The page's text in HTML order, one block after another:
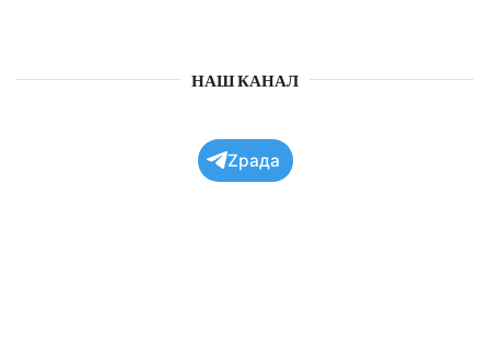
НАШ КАНАЛ
Zрада